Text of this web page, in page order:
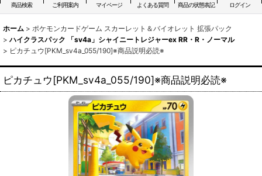
商品検索 ご利用案内 マイページ よくある質問 商品の状態表記 ログイン
ホーム > ポケモンカードゲーム スカーレット＆バイオレット 拡張パック
> ハイクラスパック 「sv4a」シャイニートレジャーex RR・R・ノーマル
> ピカチュウ[PKM_sv4a_055/190]※商品説明必読※
ピカチュウ[PKM_sv4a_055/190]※商品説明必読※